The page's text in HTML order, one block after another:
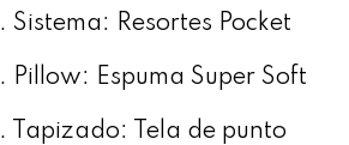
. Sistema: Resortes Pocket
. Pillow: Espuma Super Soft
. Tapizado: Tela de punto